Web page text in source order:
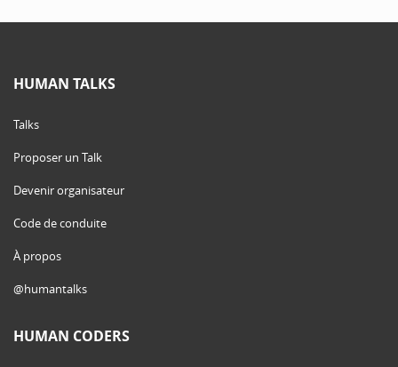
HUMAN TALKS
Talks
Proposer un Talk
Devenir organisateur
Code de conduite
À propos
@humantalks
HUMAN CODERS